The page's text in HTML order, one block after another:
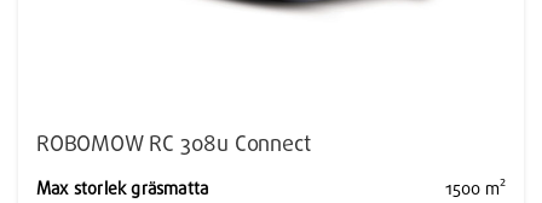
ROBOMOW RC 308u Connect
Max storlek gräsmatta 1500 m²